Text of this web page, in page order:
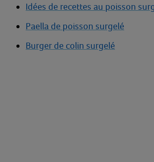
Idées de recettes au poisson
Paella de poisson surgelé
Burger de colin surgelé